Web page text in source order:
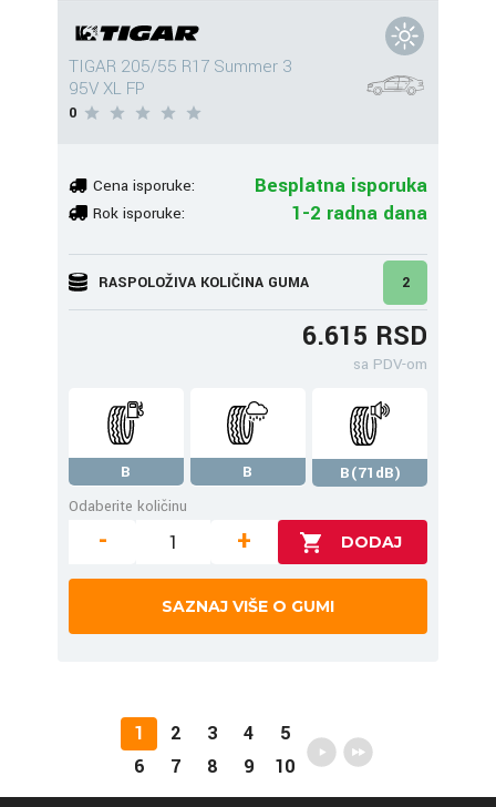
TIGAR 205/55 R17 Summer 3
95V XL FP
0
Cena isporuke: Besplatna isporuka
Rok isporuke: 1-2 radna dana
RASPOLOŽIVA KOLIČINA GUMA 2
6.615 RSD
sa PDV-om
B B
B(71dB)
Odaberite količinu
- +
SAZNAJ VIŠE O GUMI
1 2 3 4
5
6
7 8 9 10